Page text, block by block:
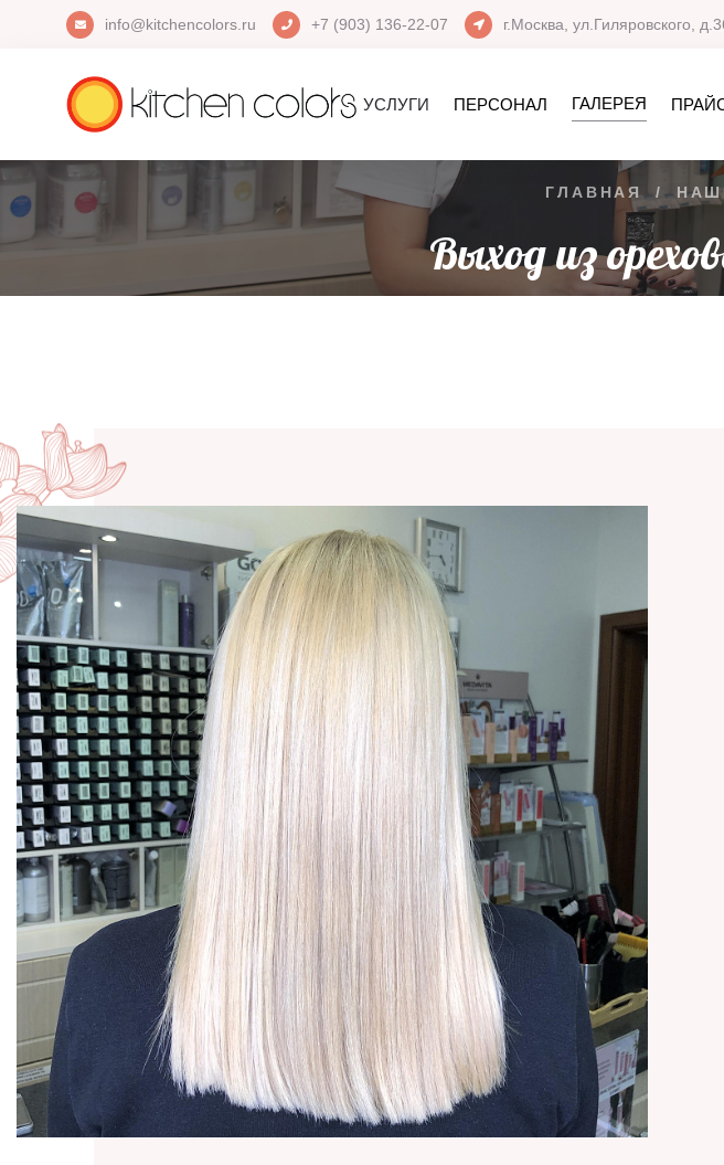
info@kitchencolors.ru +7 (903) 136-22-07 г.Москва, ул.Гиляровского,
УСЛУГИ ПЕРСОНАЛ ГАЛЕРЕЯ
ГЛАВНАЯ /
Выход из